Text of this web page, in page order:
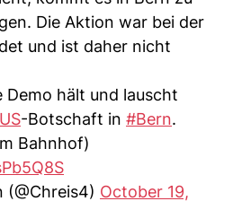
Die Aktion war bei der
und ist daher nicht
Demo hält und lauscht
-Botschaft in #Bern.
Bahnhof)
October 19,